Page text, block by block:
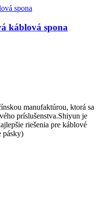
káblová spona
manufaktúrou, ktorá sa
príslušenstva.Shiyun je
riešenia pre káblové
pásky)